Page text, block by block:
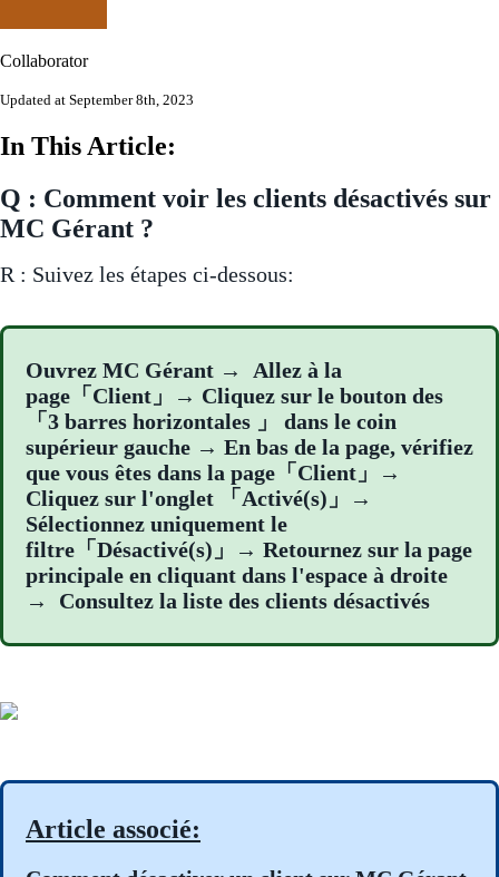
Collaborator
Updated at September 8th, 2023
In This Article:
Q : Comment voir les clients désactivés sur
MC Gérant ?
R : Suivez les étapes ci-dessous:
Ouvrez MC Gérant → Allez à la
page「Client」→ Cliquez sur le bouton des
「3 barres horizontales 」 dans le coin
supérieur gauche → En bas de la page, vérifiez
que vous êtes dans la page「Client」→
Cliquez sur l'onglet 「Activé(s)」→
Sélectionnez uniquement le
filtre「Désactivé(s)」→ Retournez sur la page
principale en cliquant dans l'espace à droite
→ Consultez la liste des clients désactivés
Article associé: